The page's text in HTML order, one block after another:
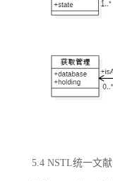
5.4 NSTL统一文